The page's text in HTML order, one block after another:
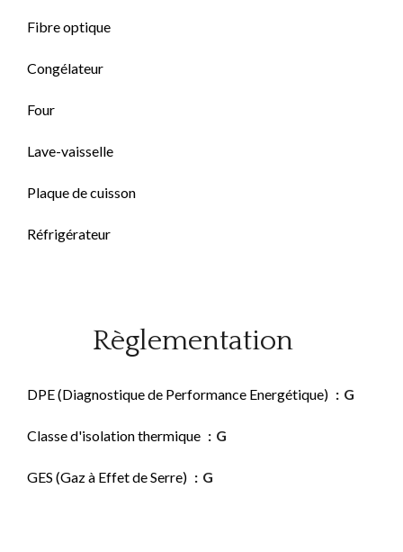
Fibre optique
Congélateur
Four
Lave-vaisselle
Plaque de cuisson
Réfrigérateur
Règlementation
DPE (Diagnostique de Performance Energétique) G
Classe d'isolation thermique G
GES (Gaz à Effet de Serre) G